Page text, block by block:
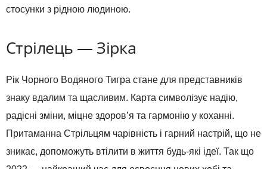
стосунки з рідною людиною.
Стрілець — Зірка
Рік Чорного Водяного Тигра стане для представників
знаку вдалим та щасливим. Карта символізує надію,
радісні зміни, міцне здоров’я та гармонію у коханні.
Притаманна Стрільцям чарівність і гарний настрій, що не
зникає, допоможуть втілити в життя будь-які ідеї. Так що